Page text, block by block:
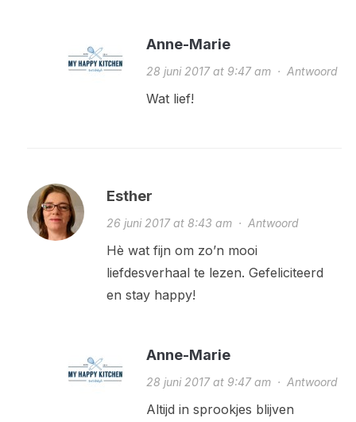
Anne-Marie
28 juni 2017 at 9:47 am· Antwoord
Wat lief!
Esther
26 juni 2017 at 8:43 am· Antwoord
Hè wat fijn om zo’n mooi
liefdesverhaal te lezen. Gefeliciteerd
en stay happy!
Anne-Marie
28 juni 2017 at 9:47 am· Antwoord
Altijd in sprookjes blijven